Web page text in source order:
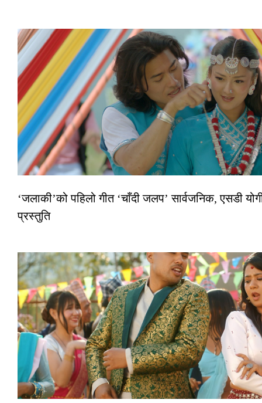
‘जलाकी’को पहिलो गीत ‘चाँदी जलप’ सार्वजनिक, एसडी
प्रस्तुति